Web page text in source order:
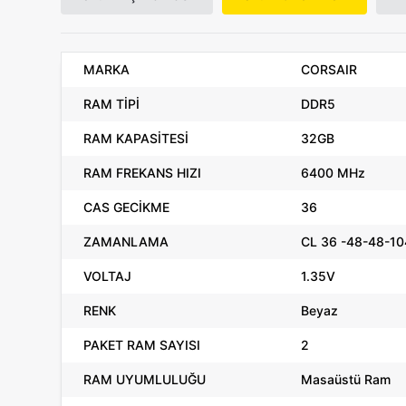
MARKA CORSAIR
RAM TİPİ DDR5
RAM KAPASİTESİ 32GB
RAM FREKANS HIZI 6400 MHz
CAS GECİKME 36
ZAMANLAMA CL 36 -48-48-
VOLTAJ 1.35V
RENK Beyaz
PAKET RAM SAYISI 2
RAM UYUMLULUĞU Masaüstü Ram